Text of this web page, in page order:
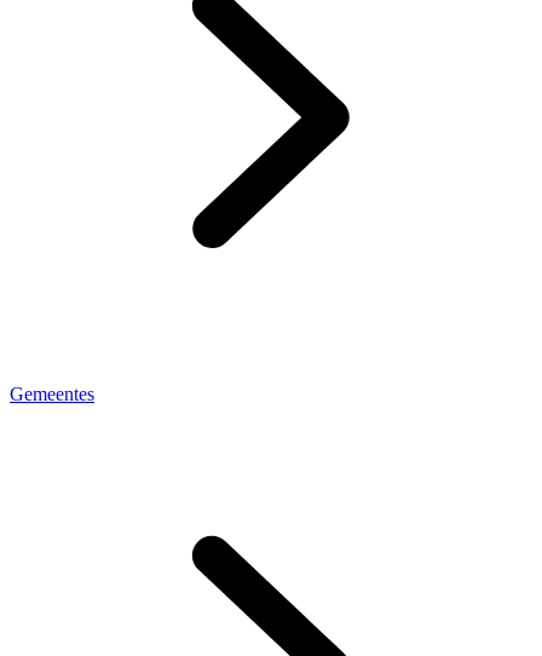
Gemeentes